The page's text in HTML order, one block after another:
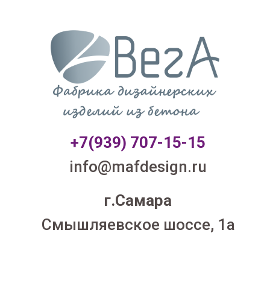
+7(939) 707-15-15
info@mafdesign.ru
г.Самара
Смышляевское шоссе, 1а